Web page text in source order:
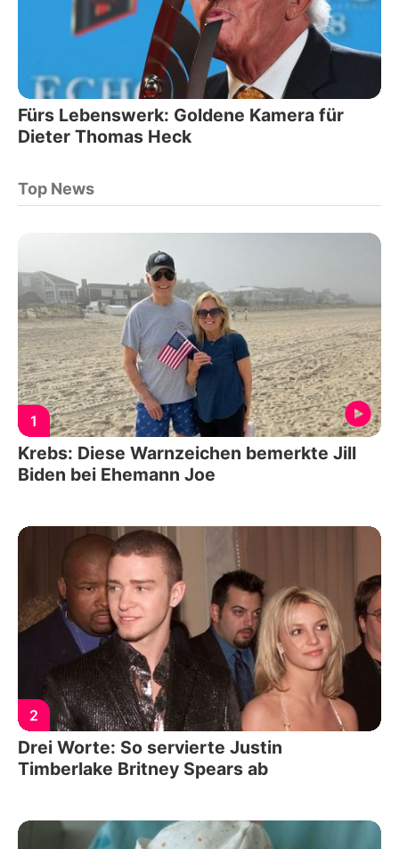
Fürs Lebenswerk: Goldene Kamera für
Dieter Thomas Heck
Top News
1
Krebs: Diese Warnzeichen bemerkte Jill
Biden bei Ehemann Joe
2
Drei Worte: So servierte Justin
Timberlake Britney Spears ab